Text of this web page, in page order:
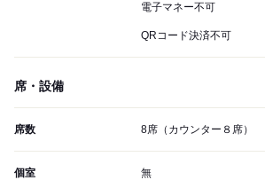
電子マネー不可
QRコード決済不可
席・設備
席数 8席（カウンター８席）
個室 無